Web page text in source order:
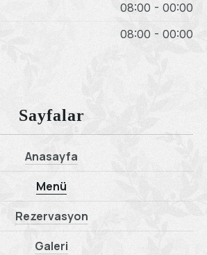
08:00 - 00:00
08:00 - 00:00
Sayfalar
Anasayfa
Menü
Rezervasyon
Galeri